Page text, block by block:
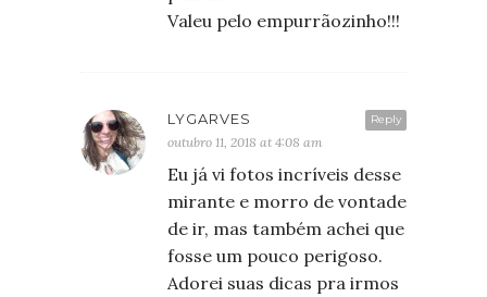
Valeu pelo empurrãozinho!!!
Reply
LYGARVES
outubro 11, 2018 at 4:08 am
Eu já vi fotos incríveis desse
mirante e morro de vontade
de ir, mas também achei que
fosse um pouco perigoso.
Adorei suas dicas pra irmos